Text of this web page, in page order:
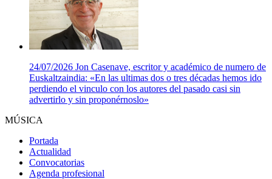
24/07/2026 Jon Casenave, escritor y académico de numero de
Euskaltzaindia: «En las ultimas dos o tres décadas hemos ido
perdiendo el vinculo con los autores del pasado casi sin
advertirlo y sin proponérnoslo»
MÚSICA
Portada
Actualidad
Convocatorias
Agenda profesional